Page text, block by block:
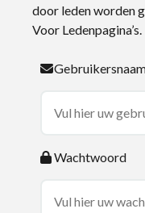
door leden worden
Voor Ledenpagina’s.
Wachtwoord